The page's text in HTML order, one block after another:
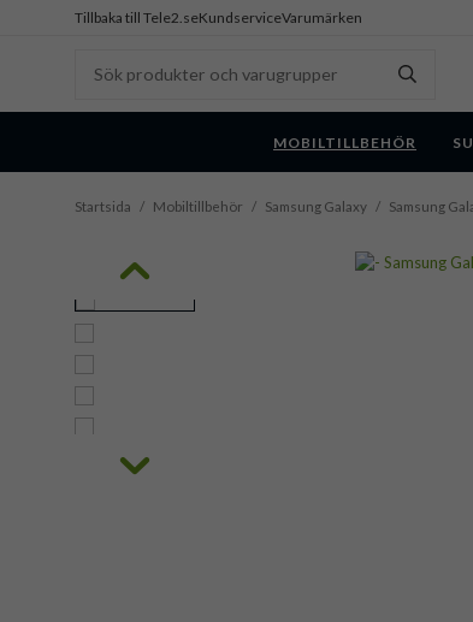
Tillbaka till Tele2.seKundserviceVarumärken
MOBILTILLBEHÖR
Startsida / Mobiltillbehör / Samsung Galaxy / Samsung